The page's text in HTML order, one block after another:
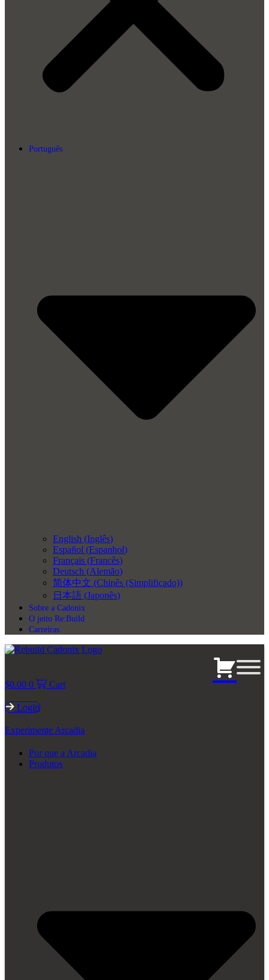
Português
English (Inglês)
Español (Espanhol)
Français (Francês)
Deutsch (Alemão)
简体中文 (Chinês (Simplificado))
日本語 (Japonês)
Sobre a Cadonix
O jeito Re:Build
Carreiras
$0.00 0 Cart
Login
Experimente Arcadia
Por que a Arcadia
Produtos